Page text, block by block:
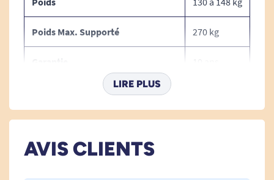
Poids Max. Supporté 270 kg
Largeur Hors Tout
LIRE PLUS
AVIS CLIENTS